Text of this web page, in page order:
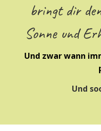
bringt dir
Sonne und
Und zwar wann
Und